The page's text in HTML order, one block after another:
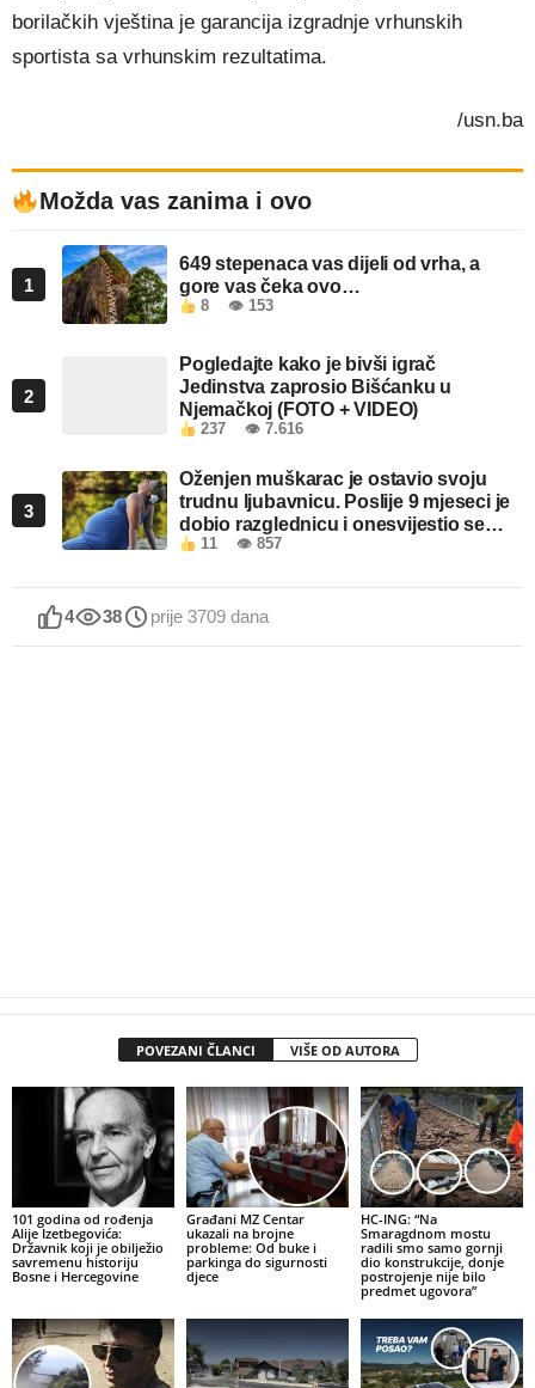
borilačkih vještina je garancija izgradnje vrhunskih
sportista sa vrhunskim rezultatima.
/usn.ba
Možda vas zanima i ovo
1
649 stepenaca vas dijeli od vrha, a
gore vas čeka ovo…
8 👁 153
2
Pogledajte kako je bivši igrač
Jedinstva zaprosio Bišćanku u
Njemačkoj (FOTO + VIDEO)
237 👁 7.616
3
Oženjen muškarac je ostavio svoju
trudnu ljubavnicu. Poslije 9 mjeseci je
dobio razglednicu i onesvijestio se
kada je pročitao šta piše!
11 👁 857
4 38 prije 3709 dana
POVEZANI ČLANCI VIŠE OD AUTORA
101 godina od rođenja
Alije Izetbegovića:
Državnik koji je obilježio
savremenu historiju
Bosne i Hercegovine
Građani MZ Centar
ukazali na brojne
probleme: Od buke i
parkinga do sigurnosti
djece
HC-ING: “Na
Smaragdnom mostu
radili smo samo gornji
dio konstrukcije, donje
postrojenje nije bilo
predmet ugovora”